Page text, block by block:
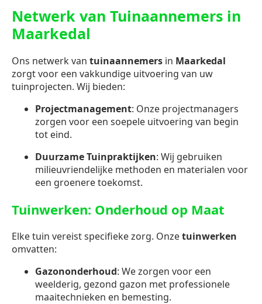
Netwerk van Tuinaannemers in
Maarkedal
Ons netwerk van tuinaannemers in Maarkedal
zorgt voor een vakkundige uitvoering van uw
tuinprojecten. Wij bieden:
Projectmanagement: Onze projectmanagers
zorgen voor een soepele uitvoering van begin
tot eind.
Duurzame Tuinpraktijken: Wij gebruiken
milieuvriendelijke methoden en materialen voor
een groenere toekomst.
Tuinwerken: Onderhoud op Maat
Elke tuin vereist specifieke zorg. Onzetuinwerken
omvatten:
Gazononderhoud: We zorgen voor een
weelderig, gezond gazon met professionele
maaitechnieken en bemesting.